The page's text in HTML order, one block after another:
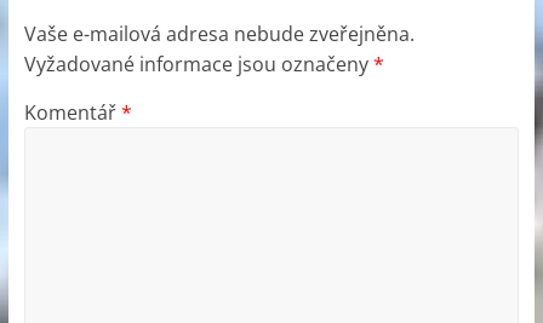
Vaše e-mailová adresa nebude zveřejněna.
Vyžadované informace jsou označeny*
Komentář*